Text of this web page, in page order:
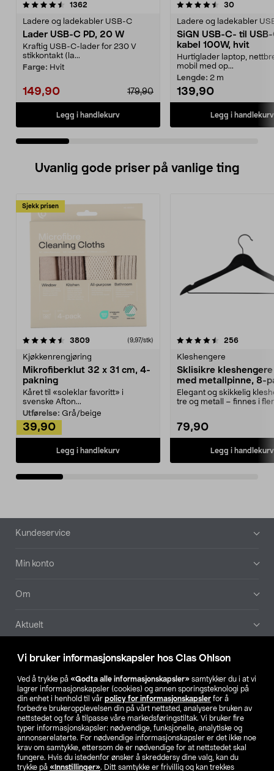
Vi bruker informasjonskapsler hos Clas Ohlson
Ved å trykke på «Godta alle informasjonskapsler» samtykker du i at vi
lagrer informasjonskapsler (cookies) og annen sporingsteknologi på
din enhet i henhold til vår policy for informasjonskapsler for å
forbedre brukeropplevelsen din på vårt nettsted, analysere bruken av
nettstedet og for å tilpasse våre markedsføringstiltak. Vi bruker fire
typer informasjonskapsler: nødvendige, funksjonelle, analytiske og
annonserelaterte. For nødvendige informasjonskapsler er det ikke noe
krav om samtykke, ettersom de er nødvendige for at nettstedet skal
fungere. Hvis du istedenfor ønsker å skreddersy dine valg, kan du
trykke på «Innstillinger». Ditt samtykke er frivillig og kan trekkes
1362
Ladere og ladekabler USB-C
Lader USB-C PD, 20 W
Kraftig USB-C-lader for 230 V
stikkontakt (la...
Farge: Hvit
149,90 179,90
Legg i handlekurv
4.5 av 5 stjerner 30
Ladere og ladekabler
SiGN USB-C- til
kabel 100W, hvit
Hurtiglader laptop,
mobil med op...
Lengde: 2 m
139,90
Legg i handlekurv
4.5 av 5 stjerner
Uvanlig gode priser på vanlige ting
Sjekk prisen
3809anmeldelser(9,97/stk)
Kjøkkenrengjøring
Mikrofiberklut 32 x 31 cm, 4-
pakning
Kåret til «soleklar favoritt» i
svenske Afton...
Utførelse: Grå/beige
39,90
Legg i handlekurv
4.5av 5 stjerner 256
Kleshengere
Sklisikre
med metallpinne, 8-
Elegant og skikkelig
tre og metall – finnes i
79,90
Legg i handlekurv
4.5av 5 stjerner
Bunntekst
Kundeservice
Min konto
Om
Aktuelt
Våre selskaper
Finn din butikk
SE NO FI